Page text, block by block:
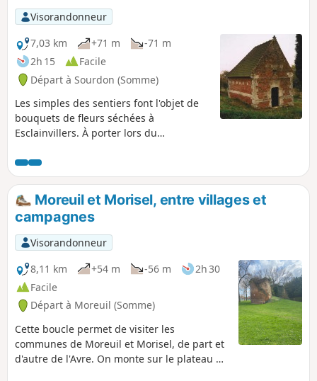
Visorandonneur
7,03 km
+71 m
-71 m
2h 15
Facile
Départ à Sourdon (Somme)
Les simples des sentiers font l'objet de
bouquets de fleurs séchées à
Esclainvillers. À porter lors du
Moreuil et Morisel, entre villages et
campagnes
Visorandonneur
8,11 km
+54 m -56 m
2h 30
Facile
Départ à Moreuil (Somme)
Cette boucle permet de visiter les
communes de Moreuil et Morisel, de part et
d'autre de l'Avre. On monte sur le plateau du